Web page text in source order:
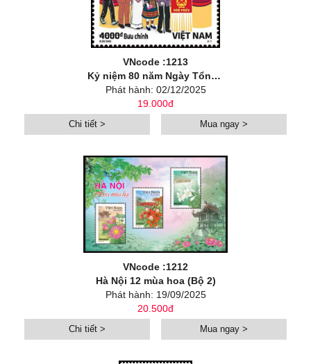
VNcode :1213
Kỷ niệm 80 năm Ngày Tổng tuyển cử đầu tiên bầu Quốc hội Việt Nam (1946-2026)
Phát hành: 02/12/2025
19.000đ
Chi tiết > Mua ngay >
VNcode :1212
Hà Nội 12 mùa hoa (Bộ 2)
Phát hành: 19/09/2025
20.500đ
Chi tiết > Mua ngay >